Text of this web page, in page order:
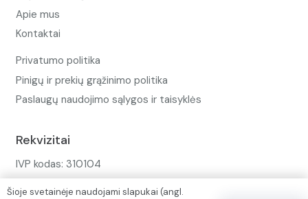
Apie mus
Kontaktai
Privatumo politika
Pinigų ir prekių grąžinimo politika
Paslaugų naudojimo sąlygos ir taisyklės
Rekvizitai
IVP kodas: 310104
Šioje svetainėje naudojami slapukai (angl.